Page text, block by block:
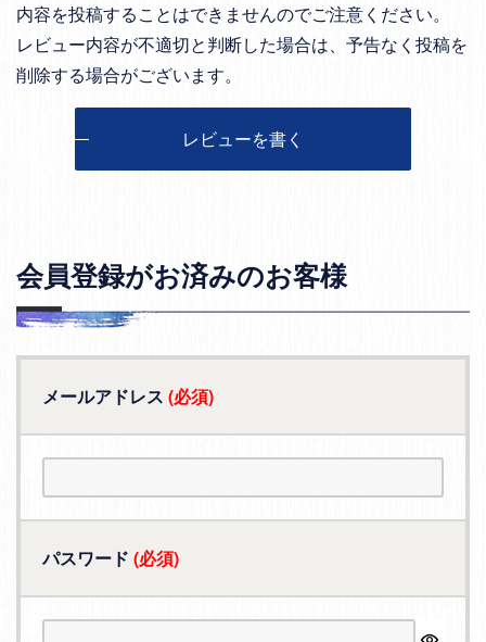
内容を投稿することはできませんのでご注意ください。
レビュー内容が不適切と判断した場合は、予告なく投稿を
削除する場合がございます。
レビューを書く
会員登録がお済みのお客様
メールアドレス (必須)
パスワード (必須)